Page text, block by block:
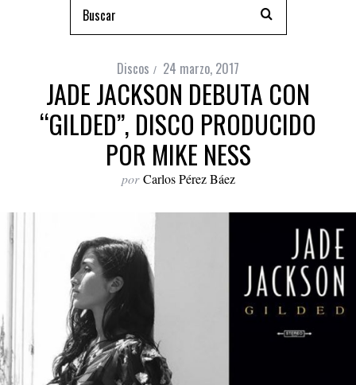
Discos 24 marzo, 2017
JADE JACKSON DEBUTA CON
“GILDED”, DISCO PRODUCIDO
POR MIKE NESS
por Carlos Pérez Báez